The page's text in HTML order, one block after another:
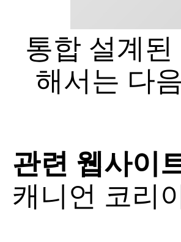
통합 설계
해서는 다
관련 웹사이
캐니언 코리